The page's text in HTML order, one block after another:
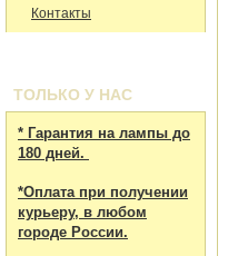
Контакты
ТОЛЬКО У НАС
* Гарантия на лампы до
180 дней.
*Оплата при получении
курьеру, в любом
городе России.